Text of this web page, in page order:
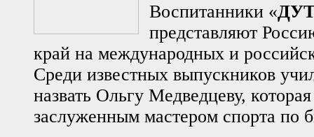
Воспитанники «
представляют
край на международных и
Среди известных выпускников
назвать Ольгу Медведцеву, которая
заслуженным мастером спорта по